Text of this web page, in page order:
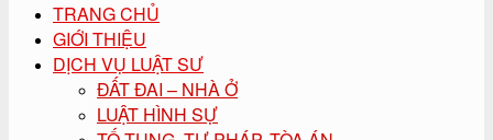
TRANG CHỦ
GIỚI THIỆU
DỊCH VỤ LUẬT SƯ
ĐẤT ĐAI – NHÀ Ở
LUẬT HÌNH SỰ